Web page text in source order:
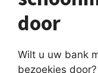
door
Wilt u uw bank
bezoekjes